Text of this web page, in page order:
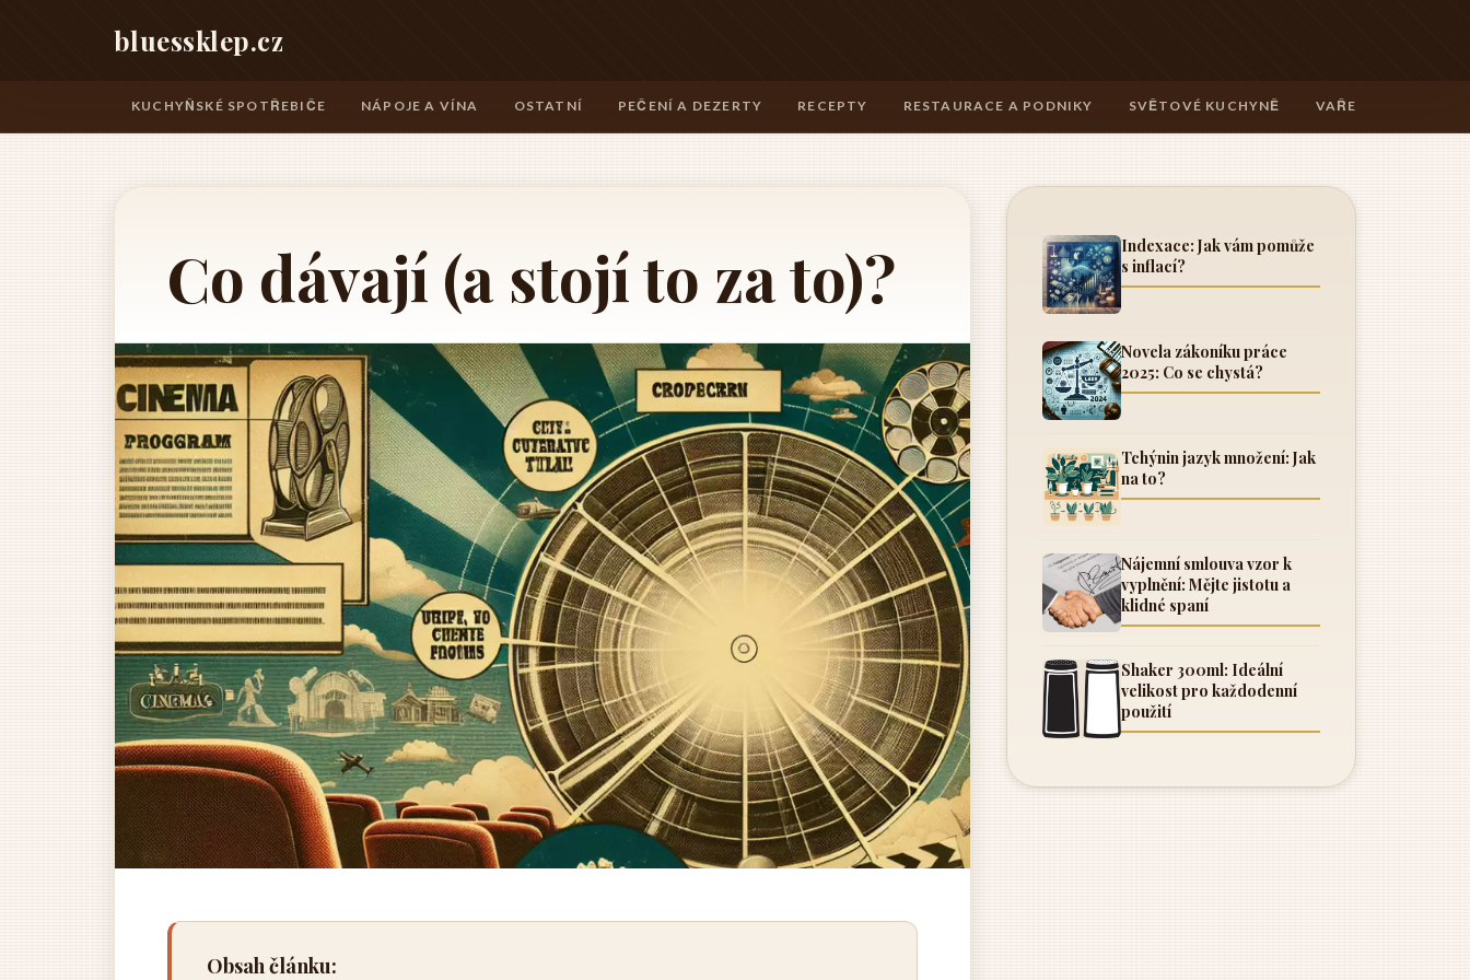
bluessklep.cz
KUCHYŇSKÉ SPOTŘEBIČE NÁPOJE A VÍNA OSTATNÍ PEČENÍ A DEZERTY RECEPTY RESTAURACE A PODNIKY SVĚTOVÉ KUCHYNĚ VAŘENÍ A
Co dávají (a stojí to za to)?
Obsah článku:
Indexace: Jak vám pomůže
s inflací?
Novela zákoníku práce
2025: Co se chystá?
Tchýnin jazyk množení: Jak
na to?
Nájemní smlouva vzor k
vyplnění: Mějte jistotu a
klidné spaní
Shaker 300ml: Ideální
velikost pro každodenní
použití